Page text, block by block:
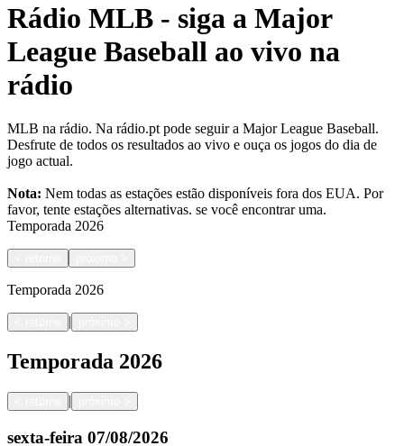
Rádio MLB - siga a Major
League Baseball ao vivo na
rádio
MLB na rádio. Na rádio.pt pode seguir a Major League Baseball.
Desfrute de todos os resultados ao vivo e ouça os jogos do dia de
jogo actual.
Nota: Nem todas as estações estão disponíveis fora dos EUA. Por
favor, tente estações alternativas. se você encontrar uma.
Temporada 2026
Temporada 2026
|
Temporada 2026
|
sexta-feira 07/08/2026